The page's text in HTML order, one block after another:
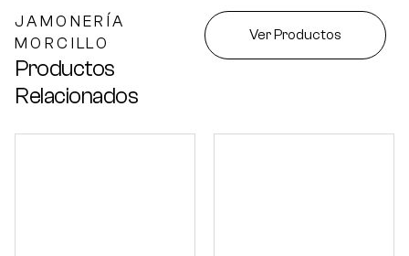
JAMONERÍA
MORCILLO
Productos
Relacionados
Ver Productos